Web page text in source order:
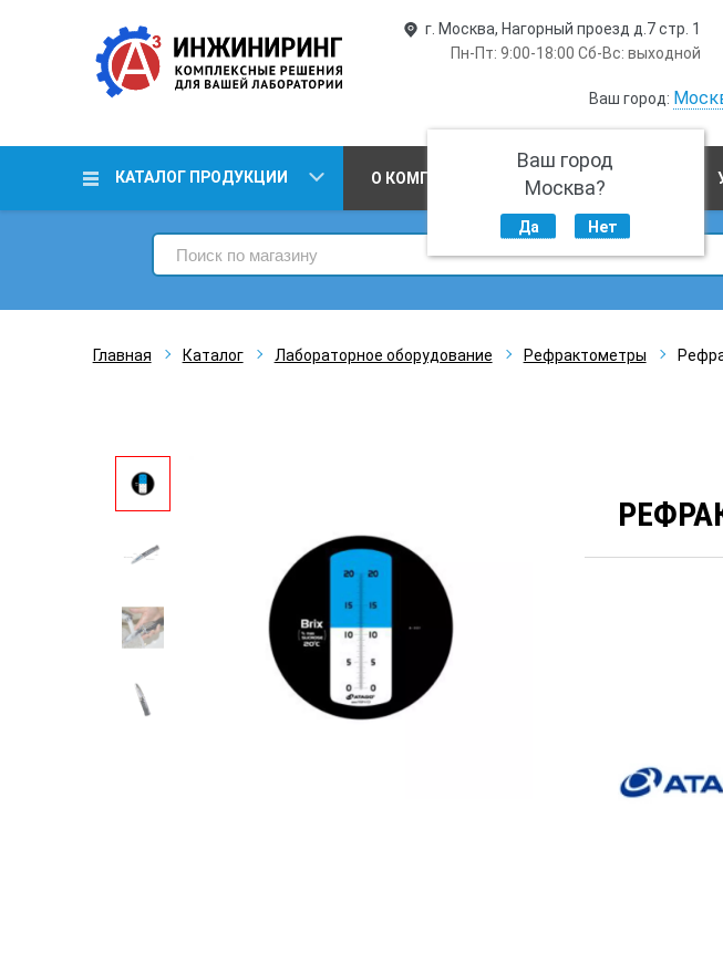
г. Москва, Нагорный проезд д.7 стр. 1
Пн-Пт: 9:00-18:00 Сб-Вс: выходной
Ваш город:
Ваш город
Москва?
Да Нет
КАТАЛОГ ПРОДУКЦИИ О КОМПАНИИ ПРОИЗВОДСТВО
Главная Каталог Лабораторное оборудование Рефрактометры